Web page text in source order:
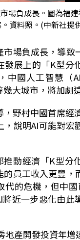
場負成長。圖為福
資料照。(中新社提
市場負成長，導致
發展上的「K型分
中國人工智慧（
幾大城市，將加劇
野村中國首席經
，說明AI可能對宏
推動經濟「K型分
的員工收入更豐，
代的危機，但中
將近一步惡化由此
地產開發投資年增